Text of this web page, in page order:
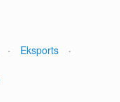
· Eksports ·